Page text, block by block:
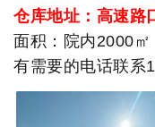
仓库地址：高速路
面积：院内2000
有需要的电话联系